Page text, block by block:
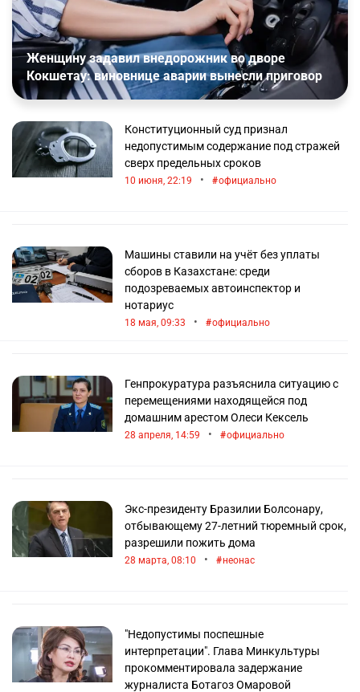
Женщину задавил внедорожник во дворе
Кокшетау: виновнице аварии вынесли приговор
Конституционный суд признал
недопустимым содержание под стражей
сверх предельных сроков
10 июня, 22:19 • официально
Машины ставили на учёт без уплаты
сборов в Казахстане: среди
подозреваемых автоинспектор и
нотариус
18 мая, 09:33 • официально
Генпрокуратура разъяснила ситуацию с
перемещениями находящейся под
домашним арестом Олеси Кексель
28 апреля, 14:59 • официально
Экс-президенту Бразилии Болсонару,
отбывающему 27-летний тюремный срок,
разрешили пожить дома
28 марта, 08:10 • неонас
"Недопустимы поспешные
интерпретации". Глава Минкультуры
прокомментировала задержание
журналиста Ботагоз Омаровой